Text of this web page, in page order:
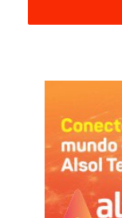
De acordo com o
pessoas na sexta-
domingo,
ofertados pelo